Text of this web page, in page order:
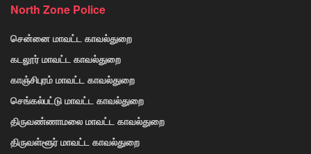
North Zone Police
சென்னை மாவட்ட காவல்துறை
கடலூர் மாவட்ட காவல்துறை
காஞ்சிபுரம் மாவட்ட காவல்துறை
செங்கல்பட்டு மாவட்ட காவல்துறை
திருவண்ணாமலை மாவட்ட காவல்துறை
திருவள்ளூர் மாவட்ட காவல்துறை